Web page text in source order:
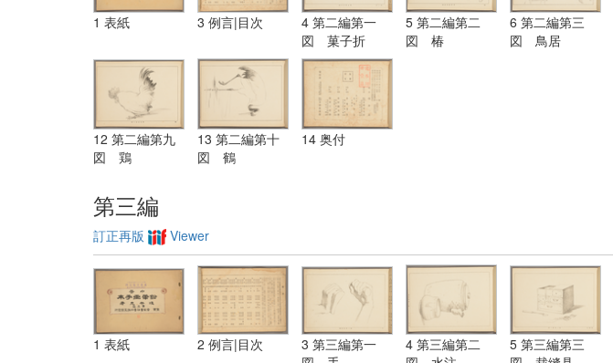
1 表紙 3 例言|目次
4 第二編第一
図 菓子折
5 第二編第二
図 椿
6 第二編第三
図 鳥居
12 第二編第九
図 鶏
13 第二編第十
図 鶴
14 奥付
第三編
訂正再版 Viewer
1 表紙 2 例言|目次
3 第三編第一
4 第三編第二
5 第三編第三